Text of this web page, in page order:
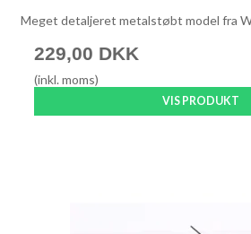
Meget detaljeret metalstøbt model fra
229,00 DKK
(inkl. moms)
VIS PRODUKT